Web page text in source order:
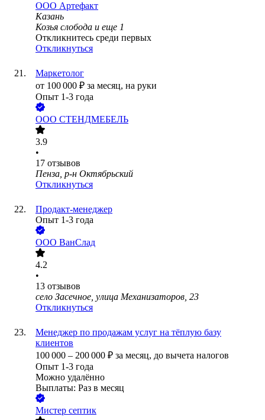
ООО Артефакт
Казань
Козья слобода и еще 1
Откликнитесь среди первых
Откликнуться
Маркетолог
от 100 000 ₽ за месяц, на руки
Опыт 1-3 года
ООО СТЕНДМЕБЕЛЬ
3.9
•
17 отзывов
Пенза, р-н Октябрьский
Откликнуться
Продакт-менеджер
Опыт 1-3 года
ООО ВанСлад
4.2
•
13 отзывов
село Засечное, улица Механизаторов, 23
Откликнуться
Менеджер по продажам услуг на тёплую базу
клиентов
100 000 – 200 000 ₽ за месяц, до вычета налогов
Опыт 1-3 года
Можно удалённо
Выплаты: Раз в месяц
Мистер септик